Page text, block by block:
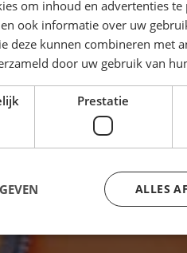
om inhoud en advertenties
ook informatie over uw
deze kunnen combineren met
door uw gebruik van
Prestatie
ALLES